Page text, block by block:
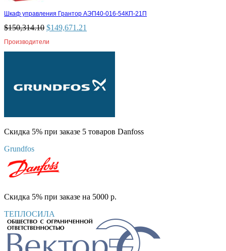
Шкаф управления Грантор АЭП40-016-54КП-21П
$150,314.10 $149,671.21
Производители
Скидка 5% при заказе 5 товаров Danfoss
Grundfos
Скидка 5% при заказе на 5000 р.
ТЕПЛОСИЛА